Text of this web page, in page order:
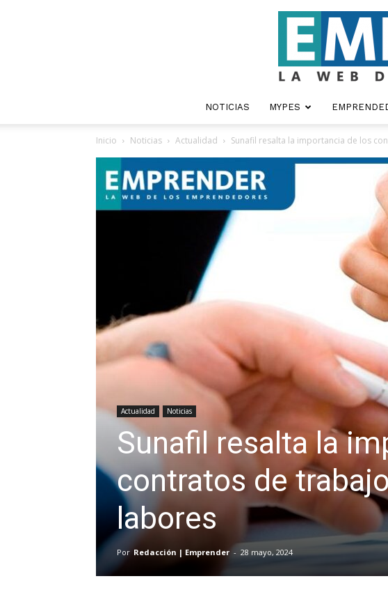
NOTICIAS MYPES
Inicio Noticias Actualidad Sunafil resalta la importancia de los
Actualidad Noticias
Sunafil resalta la
contratos de
labores
Por Redacción | Emprender - 28 mayo, 2024